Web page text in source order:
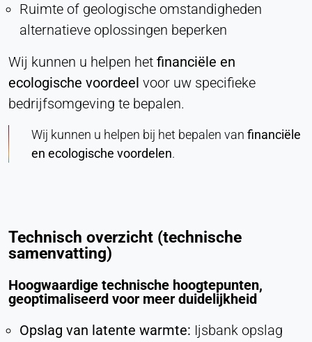
Ruimte of geologische omstandigheden
alternatieve oplossingen beperken
Wij kunnen u helpen het financiële en
ecologische voordeel voor uw specifieke
bedrijfsomgeving te bepalen.
Wij kunnen u helpen bij het bepalen van financiële
en ecologische voordelen.
Technisch overzicht (technische
samenvatting)
Hoogwaardige technische hoogtepunten,
geoptimaliseerd voor meer duidelijkheid
Opslag van latente warmte: Ijsbank opslag